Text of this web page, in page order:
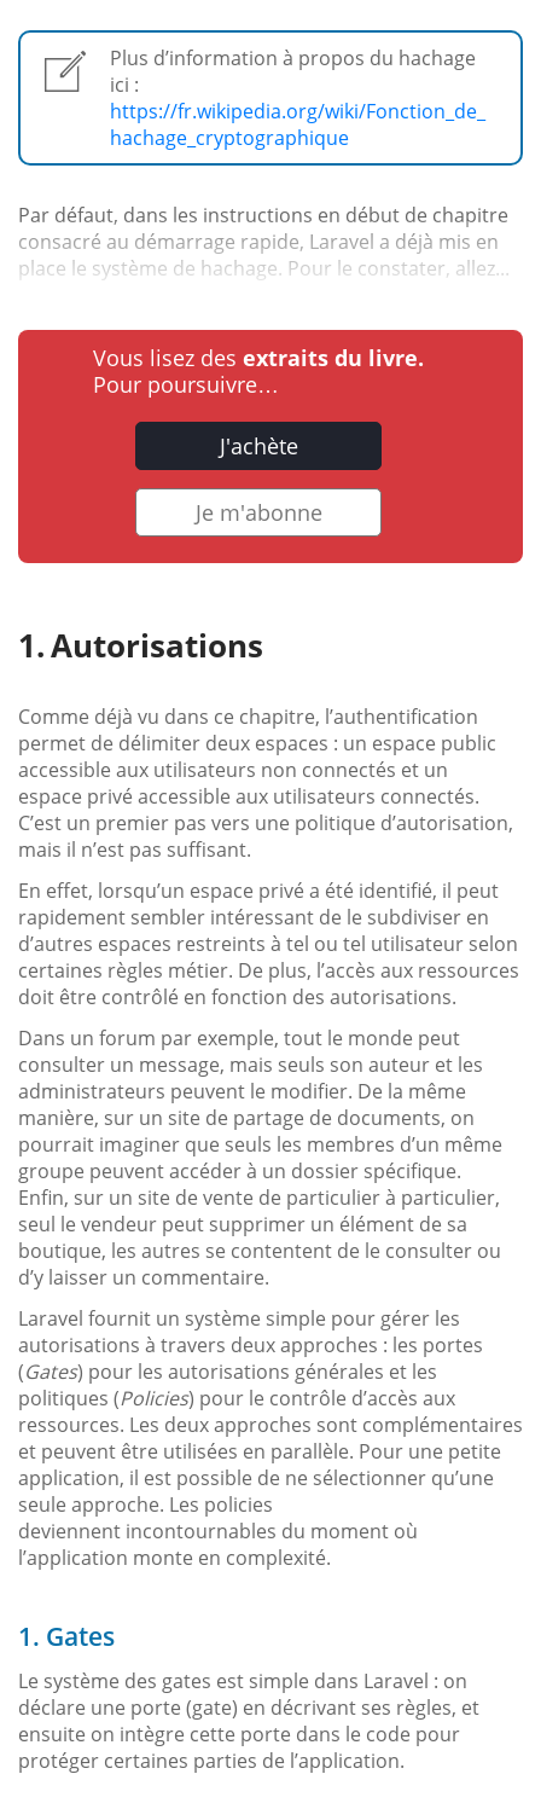
Plus d’information à propos du hachage
ici :
https://fr.wikipedia.org/wiki/Fonction_de_
hachage_cryptographique
Par défaut, dans les instructions en début de chapitre
consacré au démarrage rapide, Laravel a déjà mis en
place le système de hachage. Pour le constater, allez...
Vous lisez des extraits du livre.
Pour poursuivre…
J'achète
Je m'abonne
Autorisations
Comme déjà vu dans ce chapitre, l’authentification
permet de délimiter deux espaces : un espace public
accessible aux utilisateurs non connectés et un
espace privé accessible aux utilisateurs connectés.
C’est un premier pas vers une politique d’autorisation,
mais il n’est pas suffisant.
En effet, lorsqu’un espace privé a été identifié, il peut
rapidement sembler intéressant de le subdiviser en
d’autres espaces restreints à tel ou tel utilisateur selon
certaines règles métier. De plus, l’accès aux ressources
doit être contrôlé en fonction des autorisations.
Dans un forum par exemple, tout le monde peut
consulter un message, mais seuls son auteur et les
administrateurs peuvent le modifier. De la même
manière, sur un site de partage de documents, on
pourrait imaginer que seuls les membres d’un même
groupe peuvent accéder à un dossier spécifique.
Enfin, sur un site de vente de particulier à particulier,
seul le vendeur peut supprimer un élément de sa
boutique, les autres se contentent de le consulter ou
d’y laisser un commentaire.
Laravel fournit un système simple pour gérer les
autorisations à travers deux approches : les portes
(Gates) pour les autorisations générales et les
politiques (Policies) pour le contrôle d’accès aux
ressources. Les deux approches sont complémentaires
et peuvent être utilisées en parallèle. Pour une petite
application, il est possible de ne sélectionner qu’une
seule approche. Les policies
deviennent incontournables du moment où
l’application monte en complexité.
1. Gates
Le système des gates est simple dans Laravel : on
déclare une porte (gate) en décrivant ses règles, et
ensuite on intègre cette porte dans le code pour
protéger certaines parties de l’application.